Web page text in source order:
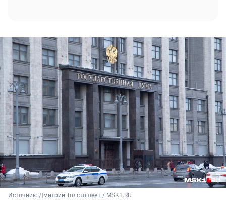
Источник: Дмитрий Толстошеев / MSK1.RU